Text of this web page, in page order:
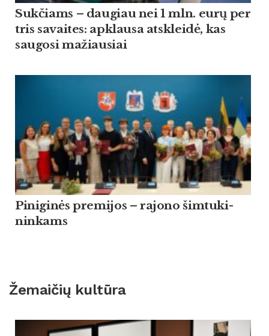
Suk­čiams – dau­giau nei 1 mln. eurų per
tris sa­vai­tes: ap­klau­sa at­skleidė, kas
sau­go­si ma­žiau­siai
Pi­ni­ginės pre­mi­jos – ra­jo­no šim­tu­ki­
nin­kams
Žemaičių kultūra